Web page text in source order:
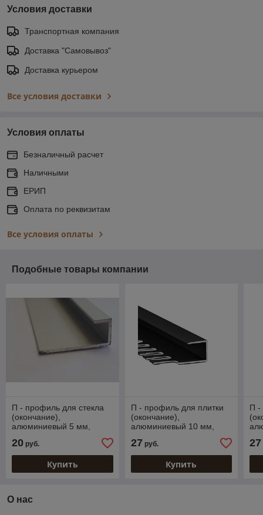
Условия доставки
Транспортная компания
Доставка "Самовывоз"
Доставка курьером
Все условия доставки
Условия оплаты
Безналичный расчет
Наличными
ЕРИП
Оплата по реквизитам
Все условия оплаты
Подобные товары компании
П - профиль для стекла
(окончание),
алюминиевый 5 мм,
анод. серебро матовый
270 см
20 руб.
Купить
П - профиль для плитки
(окончание),
алюминиевый 10 мм,
Черный матовый 270 см
27 руб.
Купить
П -
27
О нас